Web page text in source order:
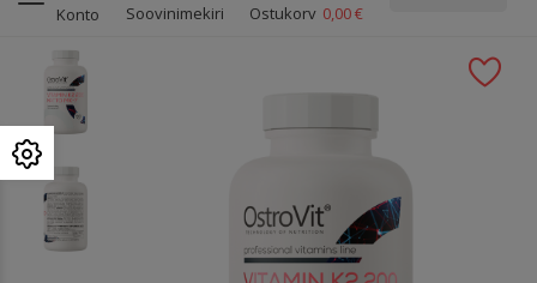
Konto Soovinimekiri Ostukorv 0,00 €